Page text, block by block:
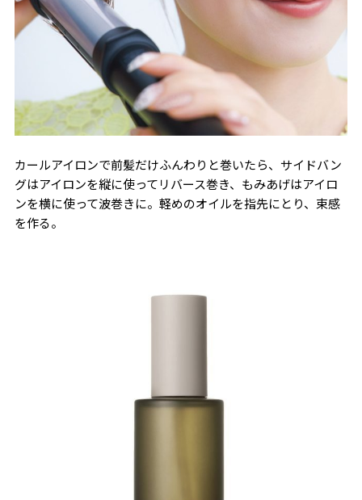
カールアイロンで前髪だけふんわりと巻いたら、サイドバン
グはアイロンを縦に使ってリバース巻き、もみあげはアイロ
ンを横に使って波巻きに。軽めのオイルを指先にとり、束感
を作る。